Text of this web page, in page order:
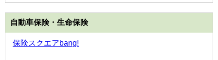
自動車保険・生命保険
保険スクエアbang!